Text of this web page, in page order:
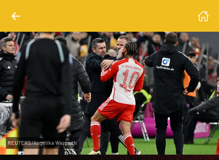
REUTERS/Angelika Warmuth